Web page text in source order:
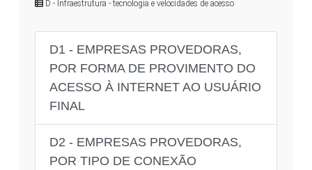
D - Infraestrutura - tecnologia e velocidades de acesso
D1 - EMPRESAS PROVEDORAS,
POR FORMA DE PROVIMENTO DO
ACESSO À INTERNET AO USUÁRIO
FINAL
D2 - EMPRESAS PROVEDORAS,
POR TIPO DE CONEXÃO